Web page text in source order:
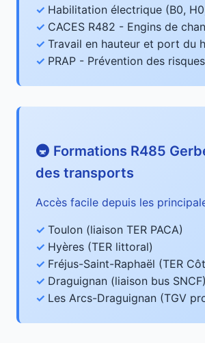
Habilitation électrique (B0, H0,
CACES R482 - Engins de
Travail en hauteur et port du
PRAP - Prévention des risques
🚇 Formations R485
des transports
Accès facile depuis les
Toulon (liaison TER PACA)
Hyères (TER littoral)
Fréjus-Saint-Raphaël (TER
Draguignan (liaison bus SNCF)
Les Arcs-Draguignan (TGV